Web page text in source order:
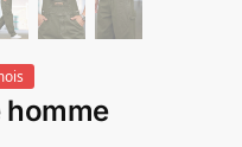
homme